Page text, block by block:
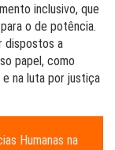
inclusivo, que
o de potência.
dispostos a
papel, como
na luta por justiça
Humanas na